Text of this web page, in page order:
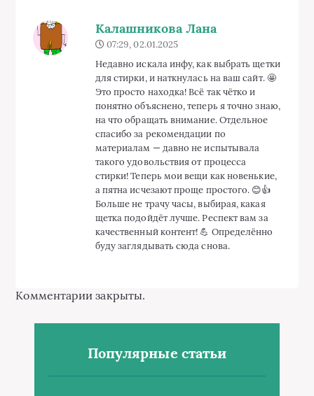
Калашникова Лана
07:29, 02.01.2025
Недавно искала инфу, как выбрать щетки
для стирки, и наткнулась на ваш сайт. 🤩
Это просто находка! Всё так чётко и
понятно объяснено, теперь я точно знаю,
на что обращать внимание. Отдельное
спасибо за рекомендации по
материалам — давно не испытывала
такого удовольствия от процесса
стирки! Теперь мои вещи как новенькие,
а пятна исчезают проще простого. 😊👍
Больше не трачу часы, выбирая, какая
щетка подойдёт лучше. Респект вам за
качественный контент! 💪 Определённо
буду заглядывать сюда снова.
Комментарии закрыты.
Популярные статьи